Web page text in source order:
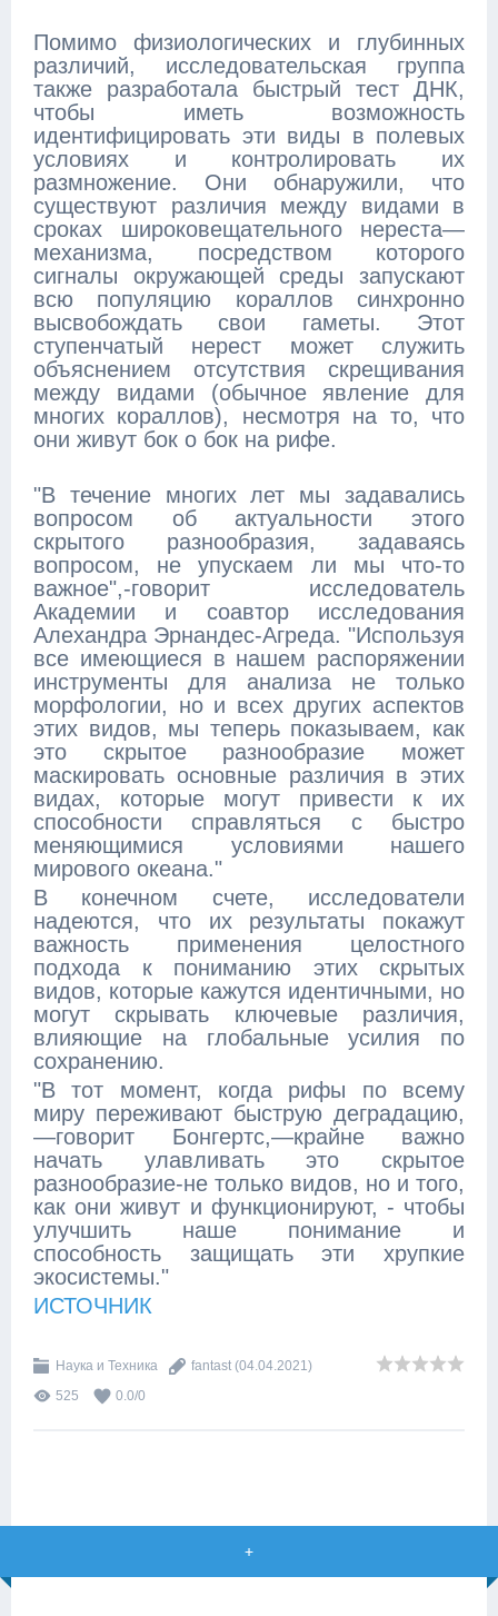
Помимо физиологических и глубинных
различий, исследовательская группа
также разработала быстрый тест ДНК,
чтобы иметь возможность
идентифицировать эти виды в полевых
условиях и контролировать их
размножение. Они обнаружили, что
существуют различия между видами в
сроках широковещательного нереста—
механизма, посредством которого
сигналы окружающей среды запускают
всю популяцию кораллов синхронно
высвобождать свои гаметы. Этот
ступенчатый нерест может служить
объяснением отсутствия скрещивания
между видами (обычное явление для
многих кораллов), несмотря на то, что
они живут бок о бок на рифе.
"В течение многих лет мы задавались
вопросом об актуальности этого
скрытого разнообразия, задаваясь
вопросом, не упускаем ли мы что-то
важное",-говорит исследователь
Академии и соавтор исследования
Алехандра Эрнандес-Агреда. "Используя
все имеющиеся в нашем распоряжении
инструменты для анализа не только
морфологии, но и всех других аспектов
этих видов, мы теперь показываем, как
это скрытое разнообразие может
маскировать основные различия в этих
видах, которые могут привести к их
способности справляться с быстро
меняющимися условиями нашего
мирового океана."
В конечном счете, исследователи
надеются, что их результаты покажут
важность применения целостного
подхода к пониманию этих скрытых
видов, которые кажутся идентичными, но
могут скрывать ключевые различия,
влияющие на глобальные усилия по
сохранению.
"В тот момент, когда рифы по всему
миру переживают быструю деградацию,
—говорит Бонгертс,—крайне важно
начать улавливать это скрытое
разнообразие-не только видов, но и того,
как они живут и функционируют, - чтобы
улучшить наше понимание и
способность защищать эти хрупкие
экосистемы."
ИСТОЧНИК
Наука и Техника fantast (04.04.2021)
525
0.0/0
+